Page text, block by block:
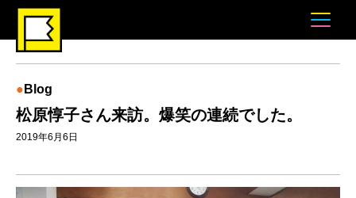
Blog
松原惇子さん来訪。爆笑の連続でした。
2019年6月6日